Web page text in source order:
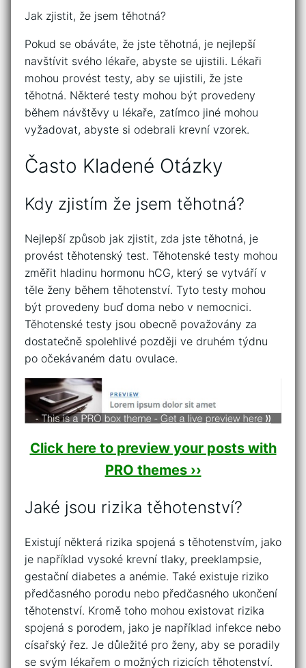
Jak zjistit, že jsem těhotná?
Pokud se obáváte, že jste těhotná, je nejlepší
navštívit svého lékaře, abyste se ujistili. Lékaři
mohou provést testy, aby se ujistili, že jste
těhotná. Některé testy mohou být provedeny
během návštěvy u lékaře, zatímco jiné mohou
vyžadovat, abyste si odebrali krevní vzorek.
Často Kladené Otázky
Kdy zjistím že jsem těhotná?
Nejlepší způsob jak zjistit, zda jste těhotná, je
provést těhotenský test. Těhotenské testy mohou
změřit hladinu hormonu hCG, který se vytváří v
těle ženy během těhotenství. Tyto testy mohou
být provedeny buď doma nebo v nemocnici.
Těhotenské testy jsou obecně považovány za
dostatečně spolehlivé později ve druhém týdnu
po očekávaném datu ovulace.
Click here to preview your posts with
PRO themes ››
Jaké jsou rizika těhotenství?
Existují některá rizika spojená s těhotenstvím, jako
je například vysoké krevní tlaky, preeklampsie,
gestační diabetes a anémie. Také existuje riziko
předčasného porodu nebo předčasného ukončení
těhotenství. Kromě toho mohou existovat rizika
spojená s porodem, jako je například infekce nebo
císařský řez. Je důležité pro ženy, aby se poradily
se svým lékařem o možných rizicích těhotenství.